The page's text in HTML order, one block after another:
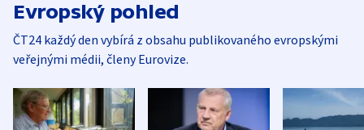
Evropský pohled
ČT24 každý den vybírá z obsahu publikovaného evropskými
veřejnými médii, členy Eurovize.